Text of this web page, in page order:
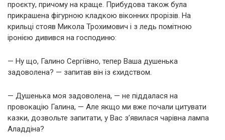
проєкту, причому на краще. Прибудова також була
прикрашена фігурною кладкою віконних прорізів. На
крильці стояв Микола Трохимович і з ледь помітною
іронією дивився на господиню:
— Ну що, Галино Сергіївно, тепер Ваша душенька
задоволена? — запитав він із єхидством.
— Душенька моя задоволена, — не піддалася на
провокацію Галина, — Але якщо ми вже почали цитувати
казки, дозвольте запитати, у Вас з’явилася чарівна лампа
Аладдіна?